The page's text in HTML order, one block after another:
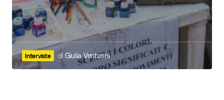
Interviste di Giulia Venturini